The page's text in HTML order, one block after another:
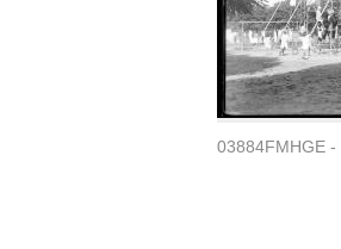
03884FMHGE -